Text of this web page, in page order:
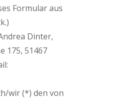
Formular aus
Dinter,
175, 51467
wir (*) den von